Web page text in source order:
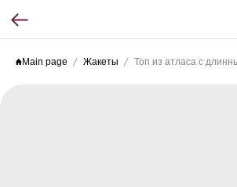
Main page Жакеты